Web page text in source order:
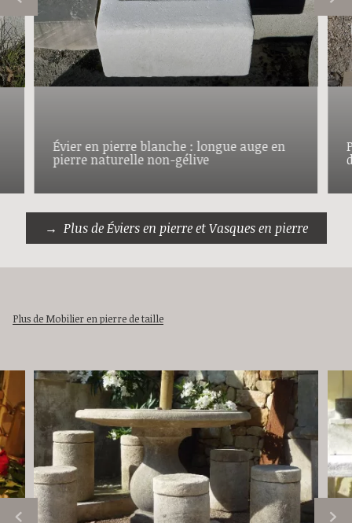
Évier en pierre blanche : longue auge en
pierre naturelle non-gélive
Plus de Éviers en pierre et Vasques en pierre
Plus de Mobilier en pierre de taille